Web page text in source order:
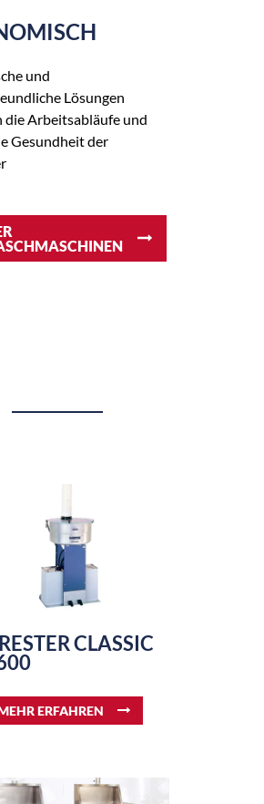
und
Lösungen
Arbeitsabläufe und
Gesundheit der
CLASSIC
ERFAHREN